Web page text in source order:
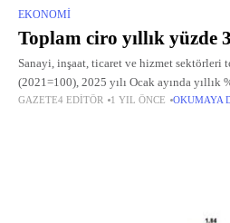
EKONOMI
Toplam ciro yıllık yüzde
Sanayi, inşaat, ticaret ve hizmet sektörleri
(2021=100), 2025 yılı Ocak ayında yıllık
GAZETE4 EDITÖR 1 YIL ÖNCE OKUMAYA